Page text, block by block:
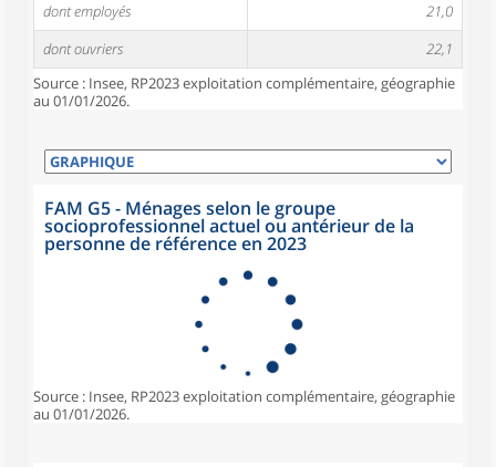
dont employés
21,0
dont ouvriers
22,1
Source : Insee, RP2023 exploitation complémentaire, géographie
au 01/01/2026.
FAM G5 - Ménages selon le groupe
socioprofessionnel actuel ou antérieur de la
personne de référence en 2023
Source : Insee, RP2023 exploitation complémentaire, géographie
au 01/01/2026.